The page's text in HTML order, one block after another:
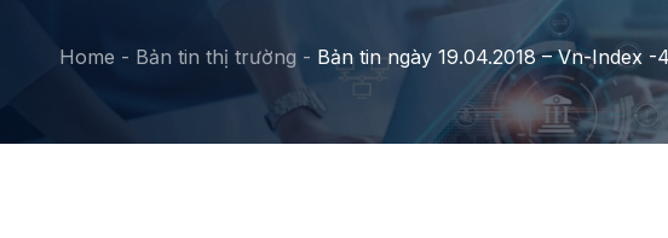
Home - Bản tin thị trường - Bản tin ngày 19.04.2018 – Vn-Index -